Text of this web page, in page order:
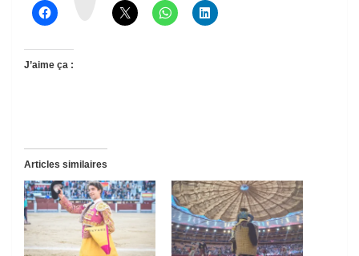
J’aime ça :
Articles similaires